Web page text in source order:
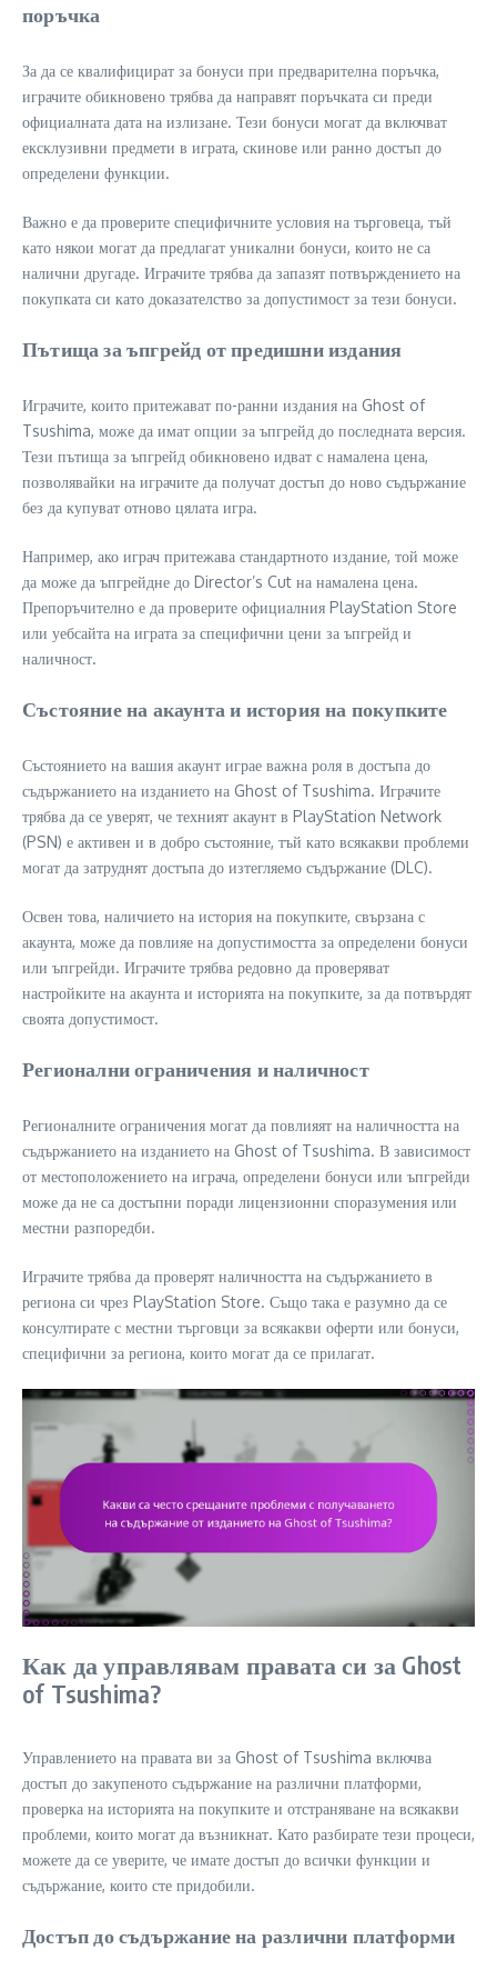
поръчка
За да се квалифицират за бонуси при предварителна поръчка,
играчите обикновено трябва да направят поръчката си преди
официалната дата на излизане. Тези бонуси могат да включват
ексклузивни предмети в играта, скинове или ранно достъп до
определени функции.
Важно е да проверите специфичните условия на търговеца, тъй
като някои могат да предлагат уникални бонуси, които не са
налични другаде. Играчите трябва да запазят потвърждението на
покупката си като доказателство за допустимост за тези бонуси.
Пътища за ъпгрейд от предишни издания
Играчите, които притежават по-ранни издания на Ghost of
Tsushima, може да имат опции за ъпгрейд до последната версия.
Тези пътища за ъпгрейд обикновено идват с намалена цена,
позволявайки на играчите да получат достъп до ново съдържание
без да купуват отново цялата игра.
Например, ако играч притежава стандартното издание, той може
да може да ъпгрейдне до Director’s Cut на намалена цена.
Препоръчително е да проверите официалния PlayStation Store
или уебсайта на играта за специфични цени за ъпгрейд и
наличност.
Състояние на акаунта и история на покупките
Състоянието на вашия акаунт играе важна роля в достъпа до
съдържанието на изданието на Ghost of Tsushima. Играчите
трябва да се уверят, че техният акаунт в PlayStation Network
(PSN) е активен и в добро състояние, тъй като всякакви проблеми
могат да затруднят достъпа до изтегляемо съдържание (DLC).
Освен това, наличието на история на покупките, свързана с
акаунта, може да повлияе на допустимостта за определени бонуси
или ъпгрейди. Играчите трябва редовно да проверяват
настройките на акаунта и историята на покупките, за да потвърдят
своята допустимост.
Регионални ограничения и наличност
Регионалните ограничения могат да повлияят на наличността на
съдържанието на изданието на Ghost of Tsushima. В зависимост
от местоположението на играча, определени бонуси или ъпгрейди
може да не са достъпни поради лицензионни споразумения или
местни разпоредби.
Играчите трябва да проверят наличността на съдържанието в
региона си чрез PlayStation Store. Също така е разумно да се
консултирате с местни търговци за всякакви оферти или бонуси,
специфични за региона, които могат да се прилагат.
Как да управлявам правата си за Ghost
of Tsushima?
Управлението на правата ви за Ghost of Tsushima включва
достъп до закупеното съдържание на различни платформи,
проверка на историята на покупките и отстраняване на всякакви
проблеми, които могат да възникнат. Като разбирате тези процеси,
можете да се уверите, че имате достъп до всички функции и
съдържание, които сте придобили.
Достъп до съдържание на различни платформи